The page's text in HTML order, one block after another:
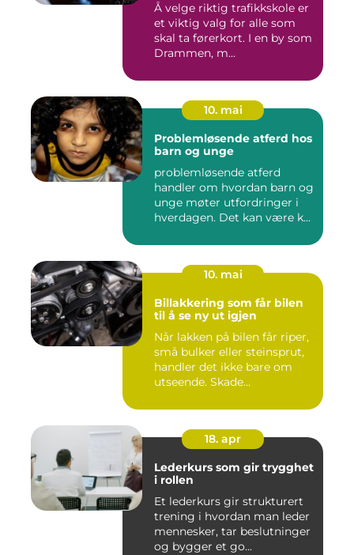
Å velge riktig trafikkskole er
et viktig valg for alle som
skal ta førerkort. I en by som
Drammen, m...
10. mai
Problemløsende atferd hos
barn og unge
problemløsende atferd
handler om hvordan barn og
unge møter utfordringer i
hverdagen. Det kan være k...
10. mai
Billakkering som får bilen
til å se ny ut igjen
Når lakken på bilen får riper,
små bulker eller steinsprut,
handler det ikke bare om
utseende. Skade...
18. apr
Lederkurs som gir trygghet
i rollen
Et lederkurs gir strukturert
trening i hvordan man leder
mennesker, tar beslutninger
og bygger et go...